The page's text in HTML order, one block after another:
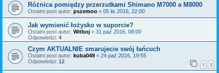
Różnica pomiędzy przerzutkami Shimano M7000 a M8000
Ostatni post autor: pszemoo « 05 lis 2016, 22:00
Jak wymienić łożysko w suporcie?
Ostatni post autor: Witboj « 31 paź 2016, 08:00
Odpowiedzi: 4
Czym AKTUALNIE smarujecie swój łańcuch
Ostatni post autor: kuba049 « 24 paź 2016, 19:55
Odpowiedzi: 12 1 2